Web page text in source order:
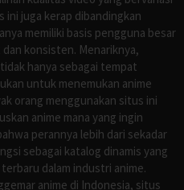
ini juga kerap dibandingkan
memiliki basis pengguna besar
konsisten. Menariknya,
hanya sebagai tempat
untuk menemukan anime
orang menggunakan situs ini
anime mana yang ingin
perannya lebih dari sekadar
sebagai katalog dinamis yang
dalam industri anime.
anime di Indonesia, situs